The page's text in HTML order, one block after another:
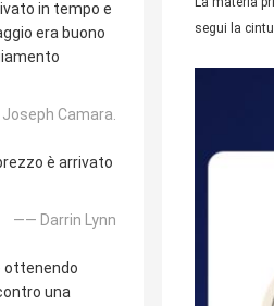
in tempo e
era buono
Camara.
è arrivato
—— Darrin Lynn
ottenendo
una
segui la